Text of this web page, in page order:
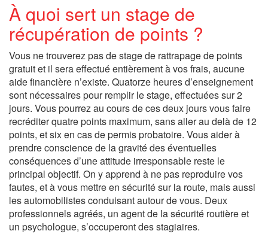
À quoi sert un stage de
récupération de points ?
Vous ne trouverez pas de stage de rattrapage de points
gratuit et il sera effectué entièrement à vos frais, aucune
aide financière n’existe. Quatorze heures d’enseignement
sont nécessaires pour remplir le stage, effectuées sur 2
jours. Vous pourrez au cours de ces deux jours vous faire
recréditer quatre points maximum, sans aller au delà de 12
points, et six en cas de permis probatoire. Vous aider à
prendre conscience de la gravité des éventuelles
conséquences d’une attitude irresponsable reste le
principal objectif. On y apprend à ne pas reproduire vos
fautes, et à vous mettre en sécurité sur la route, mais aussi
les automobilistes conduisant autour de vous. Deux
professionnels agréés, un agent de la sécurité routière et
un psychologue, s’occuperont des stagiaires.